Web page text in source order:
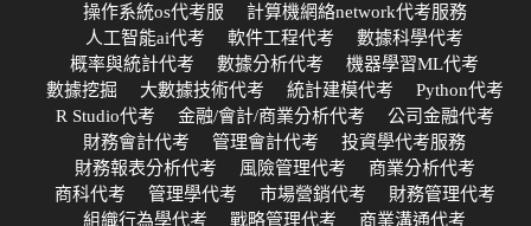
操作系統os代考服
計算機網絡network代考服務
人工智能ai代考
軟件工程代考
數據科學代考
概率與統計代考
數據分析代考
機器學習ML代考
數據挖掘
大數據技術代考 統計建模代考
Python代考
R Studio代考
金融/會計/商業分析代考
公司金融代考
財務會計代考
管理會計代考
投資學代考服務
財務報表分析代考
風險管理代考
商業分析代考
商科代考
管理學代考 市場營銷代考
財務管理代考
組織行為學代考
戰略管理代考 商業溝通代考